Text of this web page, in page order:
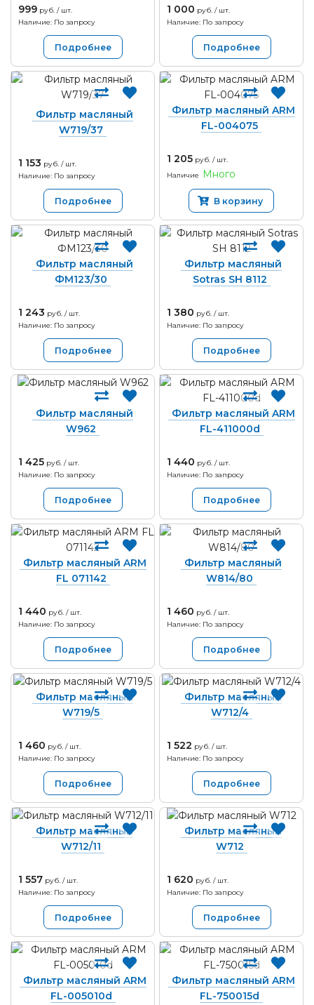
999 руб. / шт.
Наличие: По запросу
Подробнее
1 000 руб. / шт.
Наличие: По запросу
Подробнее
Фильтр масляный
W719/37
1 153 руб. / шт.
Наличие: По запросу
Подробнее
Фильтр масляный ARM
FL-004075
1 205 руб. / шт.
Наличие
Много
В корзину
Фильтр масляный
ФМ123/30
1 243 руб. / шт.
Наличие: По запросу
Подробнее
Фильтр масляный
Sotras SH 8112
1 380 руб. / шт.
Наличие: По запросу
Подробнее
Фильтр масляный
W962
1 425 руб. / шт.
Наличие: По запросу
Подробнее
Фильтр масляный ARM
FL-411000d
1 440 руб. / шт.
Наличие: По запросу
Подробнее
Фильтр масляный ARM
FL 071142
1 440 руб. / шт.
Наличие: По запросу
Подробнее
Фильтр масляный
W814/80
1 460 руб. / шт.
Наличие: По запросу
Подробнее
Фильтр масляный
W719/5
1 460 руб. / шт.
Наличие: По запросу
Подробнее
Фильтр масляный
W712/4
1 522 руб. / шт.
Наличие: По запросу
Подробнее
Фильтр масляный
W712/11
1 557 руб. / шт.
Наличие: По запросу
Подробнее
Фильтр масляный
W712
1 620 руб. / шт.
Наличие: По запросу
Подробнее
Фильтр масляный ARM
FL-005010d
Фильтр масляный ARM
FL-750015d